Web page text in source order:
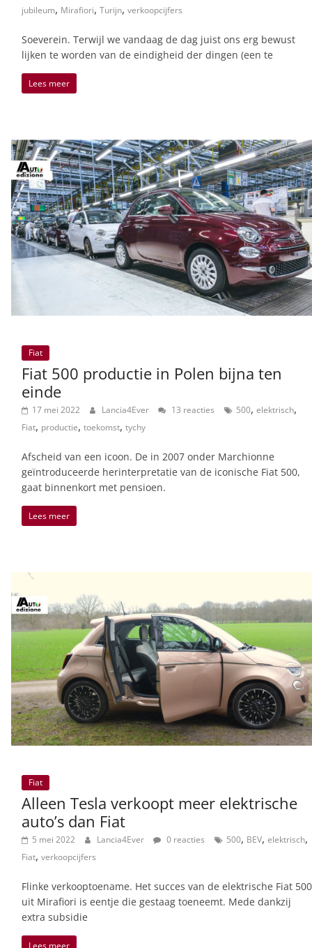
jubileum, Mirafiori, Turijn, verkoopcijfers
Soeverein. Terwijl we vandaag de dag juist ons erg bewust
lijken te worden van de eindigheid der dingen (een te
Lees meer
Fiat
Fiat 500 productie in Polen bijna ten
einde
17 mei 2022 Lancia4Ever 13 reacties 500, elektrisch,
Fiat, productie, toekomst, tychy
Afscheid van een icoon. De in 2007 onder Marchionne
geïntroduceerde herinterpretatie van de iconische Fiat 500,
gaat binnenkort met pensioen.
Lees meer
Fiat
Alleen Tesla verkoopt meer elektrische
auto’s dan Fiat
5 mei 2022 Lancia4Ever 0 reacties 500, BEV, elektrisch,
Fiat, verkoopcijfers
Flinke verkooptoename. Het succes van de elektrische Fiat 500
uit Mirafiori is eentje die gestaag toeneemt. Mede dankzij
extra subsidie
Lees meer